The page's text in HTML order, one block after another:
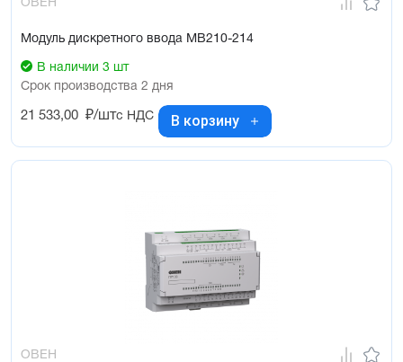
ОВЕН
Модуль дискретного ввода МВ210-214
В наличии 3 шт
Срок производства 2 дня
21 533,00 ₽/штс НДС В корзину
ОВЕН